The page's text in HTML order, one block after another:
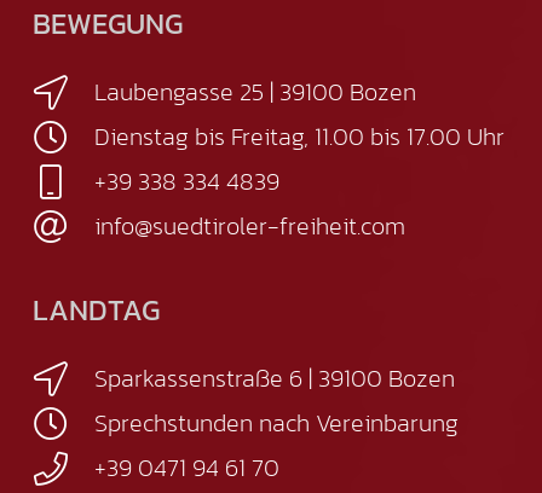
BEWEGUNG
Laubengasse 25 | 39100 Bozen
Dienstag bis Freitag, 11.00 bis 17.00 Uhr
+39 338 334 4839
info@suedtiroler-freiheit.com
LANDTAG
Sparkassenstraße 6 | 39100 Bozen
Sprechstunden nach Vereinbarung
+39 0471 94 61 70